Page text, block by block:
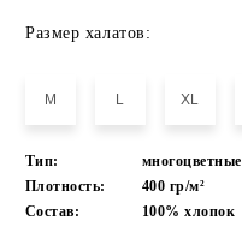
Размер халатов:
M L XL
Тип: многоцветные
Плотность:
400 гр/м²
Состав:
100% хлопок